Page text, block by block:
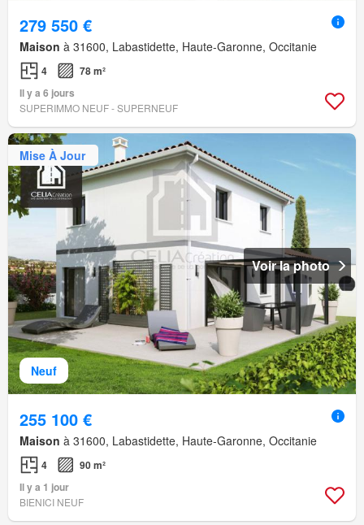
279 550 €
Maison à 31600, Labastidette, Haute-Garonne, Occitanie
4
78 m²
Il y a 6 jours
SUPERIMMO NEUF - SUPERNEUF
Neuf
Mise À Jour
Voir la photo
255 100 €
Maison à 31600, Labastidette, Haute-Garonne, Occitanie
4
90 m²
Il y a 1 jour
BIENICI NEUF